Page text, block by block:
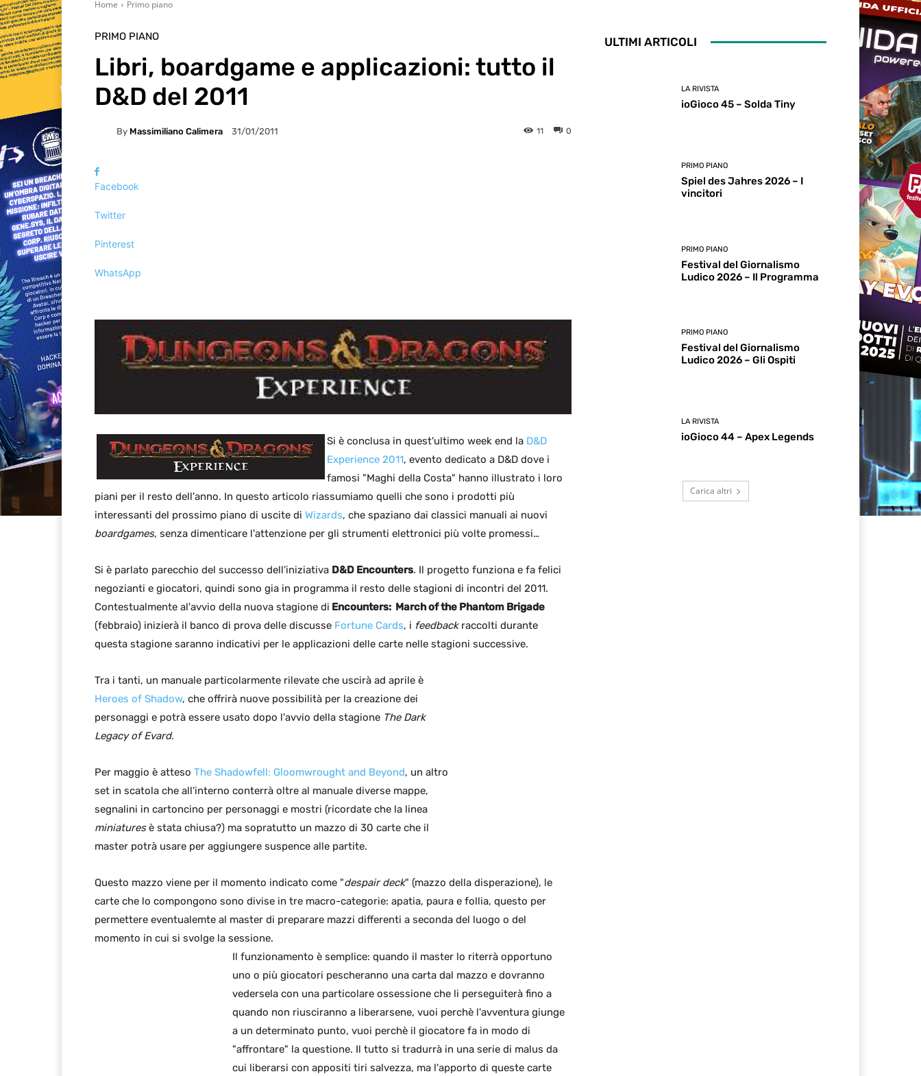
Home Primo piano
PRIMO PIANO
Libri, boardgame e applicazioni: tutto il
D&D del 2011
By Massimiliano Calimera 31/01/2011 0
11
Facebook
Twitter
Pinterest
WhatsApp
Si è conclusa in quest'ultimo week end la D&D
Experience 2011, evento dedicato a D&D dove i
famosi "Maghi della Costa" hanno illustrato i loro
piani per il resto dell'anno. In questo articolo riassumiamo quelli che sono i prodotti più
interessanti del prossimo piano di uscite di Wizards, che spaziano dai classici manuali ai nuovi
boardgames, senza dimenticare l'attenzione per gli strumenti elettronici più volte promessi…
Si è parlato parecchio del successo dell'iniziativa D&D Encounters. Il progetto funziona e fa felici
negozianti e giocatori, quindi sono gia in programma il resto delle stagioni di incontri del 2011.
Contestualmente al'avvio della nuova stagione di Encounters: March of the Phantom Brigade
(febbraio) inizierà il banco di prova delle discusse Fortune Cards, i feedback raccolti durante
questa stagione saranno indicativi per le applicazioni delle carte nelle stagioni successive.
Tra i tanti, un manuale particolarmente rilevate che uscirà ad aprile è
Heroes of Shadow, che offrirà nuove possibilità per la creazione dei
personaggi e potrà essere usato dopo l'avvio della stagione The Dark
Legacy of Evard.
Per maggio è atteso The Shadowfell: Gloomwrought and Beyond, un altro
set in scatola che all'interno conterrà oltre al manuale diverse mappe,
segnalini in cartoncino per personaggi e mostri (ricordate che la linea
miniaturesè stata chiusa?) ma sopratutto un mazzo di 30 carte che il
master potrà usare per aggiungere suspence alle partite.
Questo mazzo viene per il momento indicato come "despair deck" (mazzo della disperazione), le
carte che lo compongono sono divise in tre macro-categorie: apatia, paura e follia, questo per
permettere eventualemte al master di preparare mazzi differenti a seconda del luogo o del
momento in cui si svolge la sessione.
Il funzionamento è semplice: quando il master lo riterrà opportuno
uno o più giocatori pescheranno una carta dal mazzo e dovranno
vedersela con una particolare ossessione che li perseguiterà fino a
quando non riusciranno a liberarsene, vuoi perchè l'avventura giunge
a un determinato punto, vuoi perchè il giocatore fa in modo di
"affrontare" la questione. Il tutto si tradurrà in una serie di malus da
cui liberarsi con appositi tiri salvezza, ma l'apporto di queste carte
ULTIMI ARTICOLI
LA RIVISTA
ioGioco 45 – Solda Tiny
PRIMO PIANO
Spiel des Jahres 2026 – I
vincitori
PRIMO PIANO
Festival del Giornalismo
Ludico 2026 – Il Programma
PRIMO PIANO
Festival del Giornalismo
Ludico 2026 – Gli Ospiti
LA RIVISTA
ioGioco 44 – Apex Legends
Carica altri